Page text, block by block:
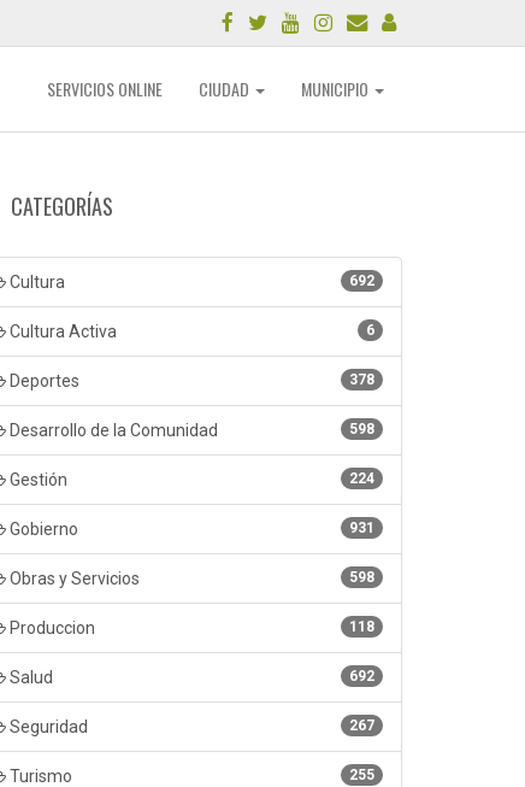
SERVICIOS ONLINE CIUDAD MUNICIPIO
CATEGORÍAS
692
Cultura
6
Cultura Activa
378
Deportes
598
Desarrollo de la Comunidad
224
Gestión
931
Gobierno
598
Obras y Servicios
118
Produccion
692
Salud
267
Seguridad
255
Turismo